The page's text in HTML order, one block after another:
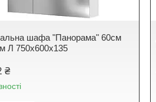
шафа "Панорама" 60см
Л 750х600х135
₴